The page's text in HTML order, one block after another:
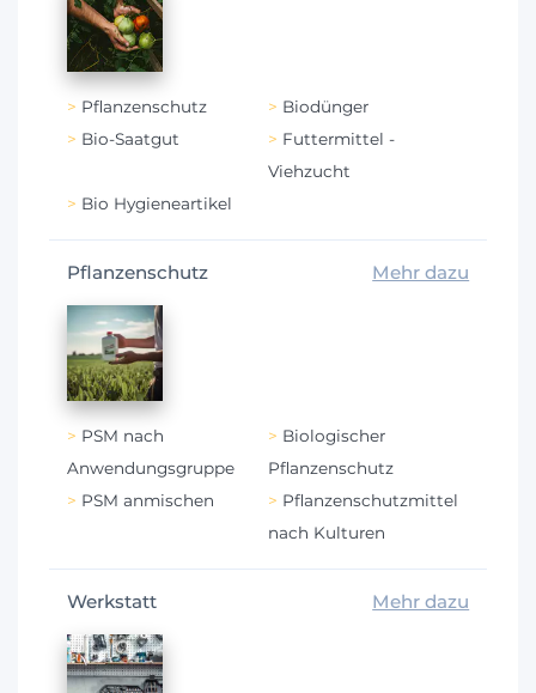
Pflanzenschutz
Biodünger
Bio-Saatgut
Futtermittel -
Viehzucht
Bio Hygieneartikel
Pflanzenschutz Mehr dazu
PSM nach
Anwendungsgruppe
Biologischer
Pflanzenschutz
PSM anmischen
Pflanzenschutzmittel
nach Kulturen
Werkstatt Mehr dazu